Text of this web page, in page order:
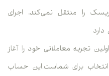
را منتقل نمی‌کند، اجرای
تجربه معاملاتی خود را آغاز
انتخاب برای شماست.این حساب